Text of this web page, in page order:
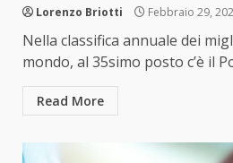
Lorenzo Briotti Febbraio 29,
Nella classifica annuale dei
mondo, al 35simo posto c’è il
Read More